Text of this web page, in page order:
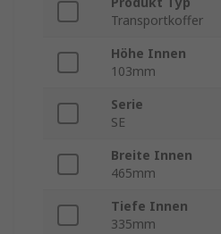
Transportkoffer
Höhe Innen
103mm
Serie
SE
Breite Innen
465mm
Tiefe Innen
335mm